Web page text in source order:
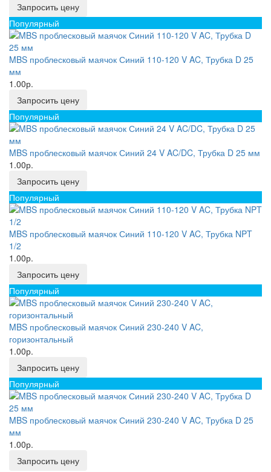
Запросить цену
Популярный
MBS проблесковый маячок Синий 110-120 V AC, Трубка D 25
мм
1.00р.
Запросить цену
Популярный
MBS проблесковый маячок Синий 24 V AC/DC, Трубка D 25 мм
1.00р.
Запросить цену
Популярный
MBS проблесковый маячок Синий 110-120 V AC, Трубка NPT
1/2
1.00р.
Запросить цену
Популярный
MBS проблесковый маячок Синий 230-240 V AC,
горизонтальный
1.00р.
Запросить цену
Популярный
MBS проблесковый маячок Синий 230-240 V AC, Трубка D 25
мм
1.00р.
Запросить цену